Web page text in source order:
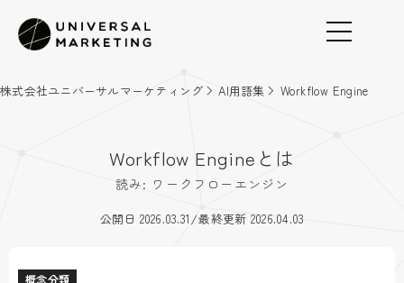
株式会社ユニバーサルマーケティング AI用語集 Workflow Engine
Workflow Engineとは
読み: ワークフローエンジン
公開日 2026.03.31/最終更新 2026.04.03
概念分類